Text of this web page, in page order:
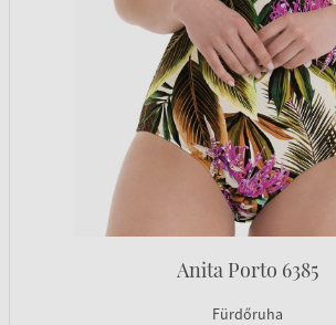
Anita Porto 6385
Fürdőruha